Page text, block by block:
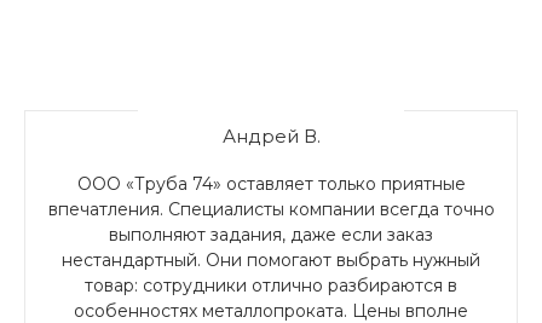
Андрей В.
ООО «Труба 74» оставляет только приятные
впечатления. Специалисты компании всегда точно
выполняют задания, даже если заказ
нестандартный. Они помогают выбрать нужный
товар: сотрудники отлично разбираются в
особенностях металлопроката. Цены вполне